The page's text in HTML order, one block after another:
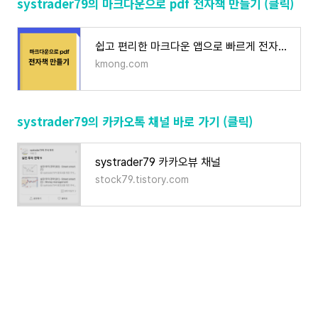
쉽고 편리한 마크다운 앱으로 빠르게 전자책 만들기 | 50000원부터 시작 가능한 총 평점 0점의 전
kmong.com
systrader79의 카카오톡 채널 바로 가기 (클릭)
systrader79 카카오뷰 채널
stock79.tistory.com